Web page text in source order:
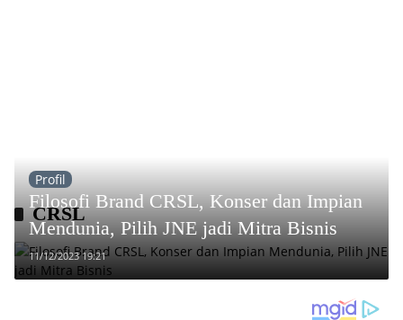
CRSL
Profil
Filosofi Brand CRSL, Konser dan Impian
Mendunia, Pilih JNE jadi Mitra Bisnis
11/12/2023 19:21